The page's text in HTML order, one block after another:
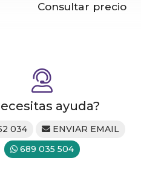
Consultar precio
ayuda?
034
ENVIAR EMAIL
689 035 504